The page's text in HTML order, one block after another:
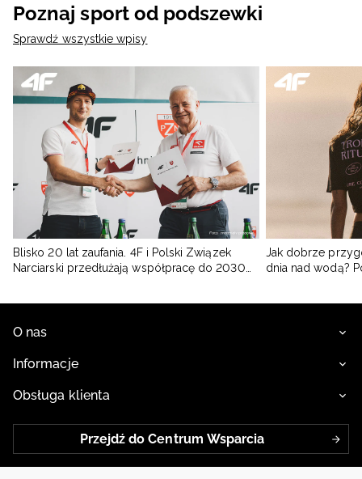
Poznaj sport od podszewki
Sprawdź wszystkie wpisy
Blisko 20 lat zaufania. 4F i Polski Związek
Narciarski przedłużają współpracę do 2030
Jak dobrze
dnia nad wodą?
O nas
Informacje
Obsługa klienta
Przejdź do Centrum Wsparcia